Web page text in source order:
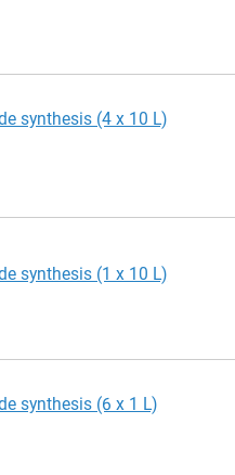
synthesis (4 x 10 L)
synthesis (1 x 10 L)
synthesis (6 x 1 L)